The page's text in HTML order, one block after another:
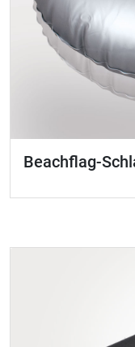
Beachflag-